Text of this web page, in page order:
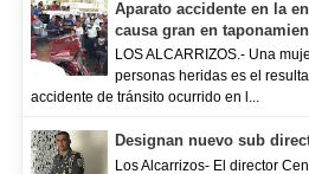
Aparato accidente en la
causa gran en
LOS ALCARRIZOS.- Una
personas heridas es el
accidente de tránsito ocurrido en l...
Designan nuevo sub
Los Alcarrizos- El director